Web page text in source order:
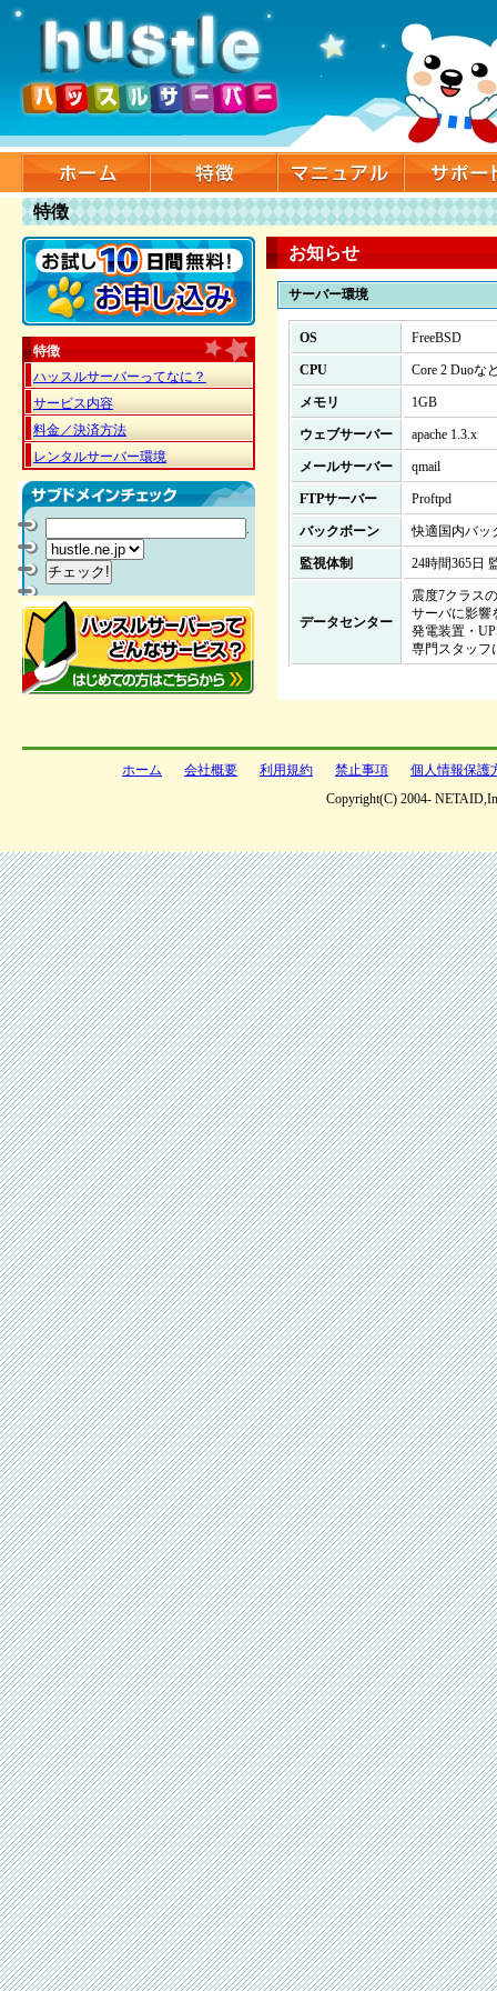
特徴
特徴
ハッスルサーバーってなに？
サービス内容
料金／決済方法
レンタルサーバー環境
.
お知らせ
サーバー環境
OS FreeBSD
CPU Core 2 Duoな
メモリ 1GB
ウェブサーバー apache 1.3.x
メールサーバー qmail
FTPサーバー Proftpd
バックボーン 快適国内バッ
監視体制 24時間365日
データセンター
震度7クラス
サーバに影響
発電装置・
専門スタッフ
ホーム 会社概要 利用規約 禁止事項
個人情報保護
Copyright(C) 2004-